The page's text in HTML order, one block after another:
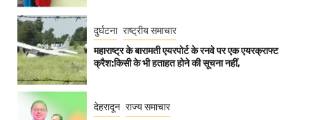
दुर्घटना राष्ट्रीय समाचार
महाराष्ट्र के बारामती एयरपोर्ट के रनवे पर एक एयरक्राफ्ट
क्रैश:किसी के भी हताहत होने की सूचना नहीं,
देहरादून राज्य समाचार